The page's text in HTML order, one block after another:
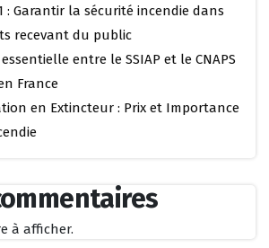
: Garantir la sécurité incendie dans
recevant du public
entre le SSIAP et le CNAPS
France
en Extincteur : Prix et Importance
à afficher.